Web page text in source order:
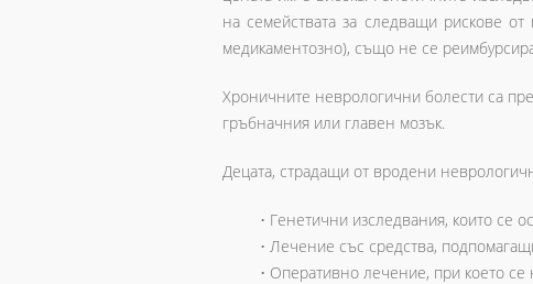
на семействата за следващи рискове
медикаментозно), също не се
Хроничните неврологични болести са
гръбначния или главен мозък.
Децата, страдащи от вродени
• Генетични изследвания, които се
• Лечение със средства,
• Оперативно лечение, при което